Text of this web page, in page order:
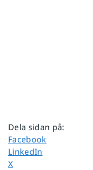
Dela sidan på:
Dela sidan på
Facebook
Dela sidan på
LinkedIn
Dela sidan på
X